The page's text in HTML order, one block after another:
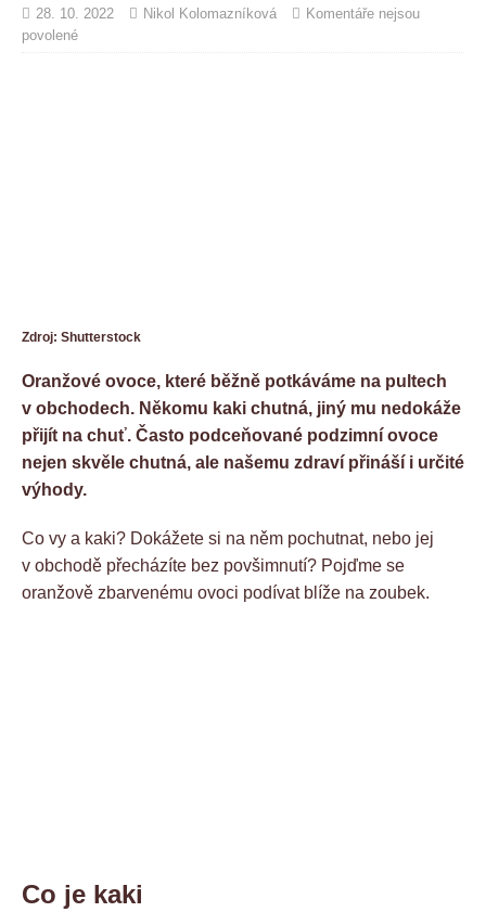
28. 10. 2022 Nikol Kolomazníková
Komentáře nejsou
povolené
Zdroj: Shutterstock
Oranžové ovoce, které běžně potkáváme na pultech
v obchodech. Někomu kaki chutná, jiný mu nedokáže
přijít na chuť. Často podceňované podzimní ovoce
nejen skvěle chutná, ale našemu zdraví přináší i určité
výhody.
Co vy a kaki? Dokážete si na něm pochutnat, nebo jej
v obchodě přecházíte bez povšimnutí? Pojďme se
oranžově zbarvenému ovoci podívat blíže na zoubek.
Co je kaki